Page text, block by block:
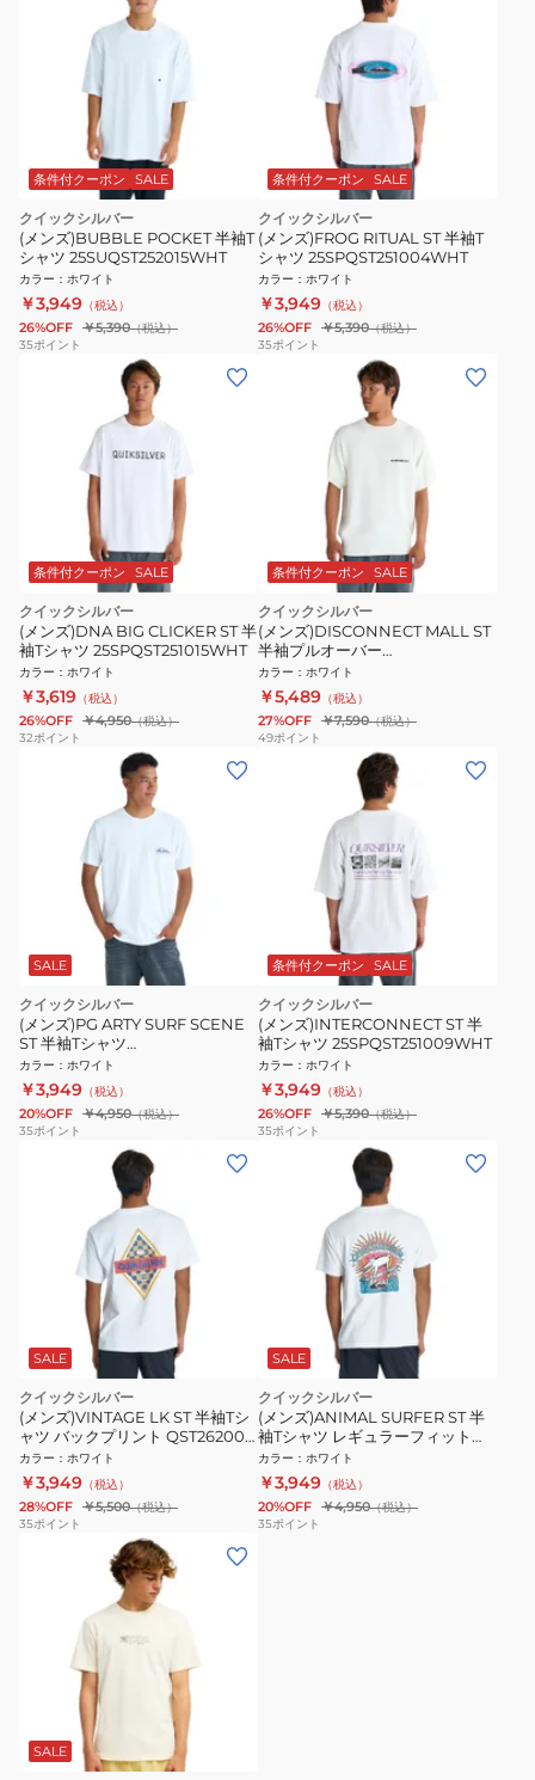
条件付クーポン SALE
クイックシルバー
(メンズ)BUBBLE POCKET 半袖T
シャツ 25SUQST252015WHT
カラー ： ホワイト
￥3,949 （税込）
26%OFF ￥5,390（税込）
35ポイント
条件付クーポン SALE
クイックシルバー
(メンズ)FROG RITUAL ST 半袖T
シャツ 25SPQST251004WHT
カラー ： ホワイト
￥3,949 （税込）
26%OFF ￥5,390（税込）
35ポイント
条件付クーポン SALE
クイックシルバー
(メンズ)DNA BIG CLICKER ST 半
袖Tシャツ 25SPQST251015WHT
カラー ： ホワイト
￥3,619 （税込）
26%OFF ￥4,950（税込）
32ポイント
条件付クーポン SALE
クイックシルバー
(メンズ)DISCONNECT MALL ST
半袖プルオーバー
25SPQST251020WHT
カラー ： ホワイト
￥5,489 （税込）
27%OFF ￥7,590（税込）
49ポイント
SALE
クイックシルバー
(メンズ)PG ARTY SURF SCENE
ST 半袖Tシャツ
26SPQST261006WHT
カラー ： ホワイト
￥3,949 （税込）
20%OFF ￥4,950（税込）
35ポイント
条件付クーポン SALE
クイックシルバー
(メンズ)INTERCONNECT ST 半
袖Tシャツ 25SPQST251009WHT
カラー ： ホワイト
￥3,949 （税込）
26%OFF ￥5,390（税込）
35ポイント
SALE
クイックシルバー
(メンズ)VINTAGE LK ST 半袖Tシ
ャツ バックプリント QST262004
WHT
カラー ： ホワイト
￥3,949 （税込）
28%OFF ￥5,500（税込）
35ポイント
SALE
クイックシルバー
(メンズ)ANIMAL SURFER ST 半
袖Tシャツ レギュラーフィット
26SU QST262018 WHT
カラー ： ホワイト
￥3,949 （税込）
20%OFF ￥4,950（税込）
35ポイント
SALE